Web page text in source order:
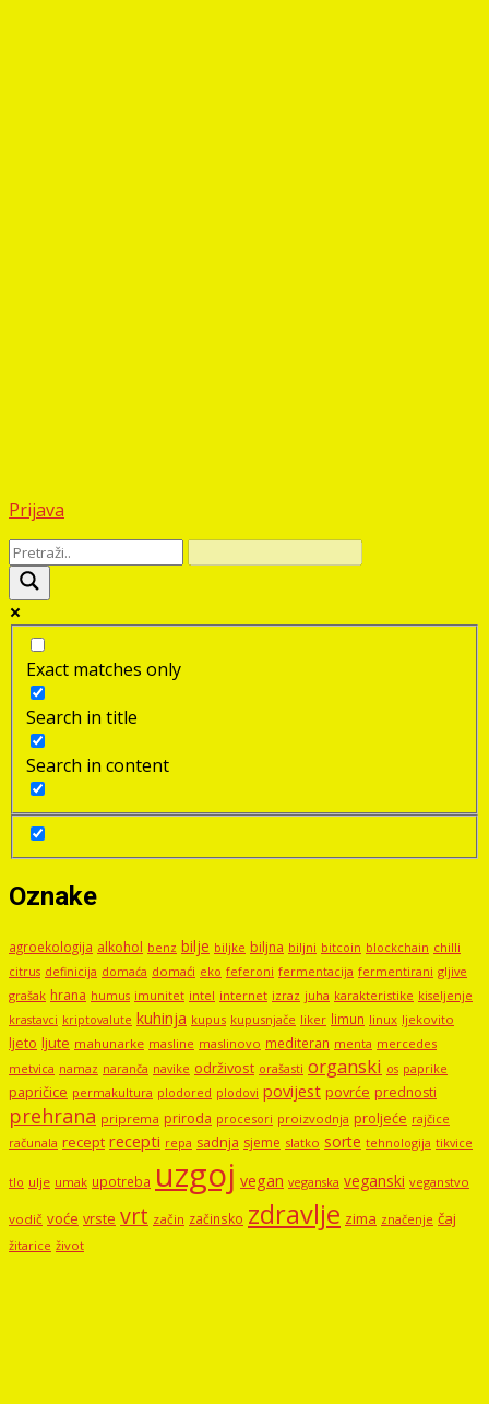
Prijava
Exact matches only
Search in title
Search in content
Oznake
agroekologija alkohol benz bilje biljke biljna biljni bitcoin blockchain chilli
citrus definicija domaća domaći eko feferoni fermentacija fermentirani gljive
grašak hrana humus imunitet intel internet izraz juha karakteristike kiseljenje
krastavci kriptovalute kuhinja kupus kupusnjače liker limun linux ljekovito
ljeto ljute mahunarke masline maslinovo mediteran menta mercedes
metvica namaz naranča navike održivost orašasti organski os paprike
papričice permakultura plodored plodovi povijest povrće prednosti
prehrana priprema priroda procesori proizvodnja proljeće rajčice
računala recept recepti repa sadnja sjeme slatko sorte tehnologija tikvice
tlo ulje umak upotreba uzgoj vegan veganska veganski veganstvo
vodič voće vrste vrt začin začinsko zdravlje zima značenje čaj
žitarice život